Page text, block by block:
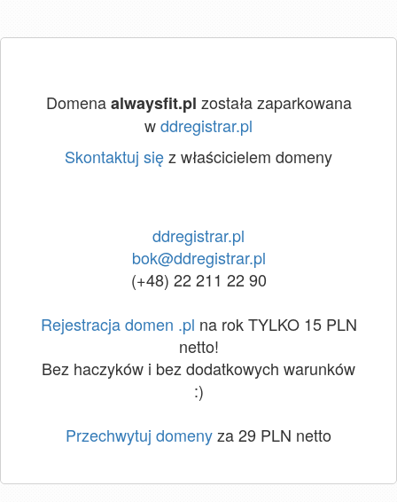
Domenaalwaysfit.pl została zaparkowana
wddregistrar.pl
Skontaktuj sięz właścicielem domeny
ddregistrar.pl
bok@ddregistrar.pl
(+48) 22 211 22 90
Rejestracja domen .pl na rok TYLKO 15 PLN
netto!
Bez haczyków i bez dodatkowych warunków
:)
Przechwytuj domenyza 29 PLN netto